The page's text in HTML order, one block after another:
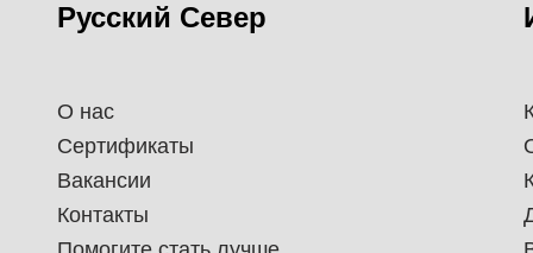
Русский Север
О нас
Сертификаты
Вакансии
Контакты